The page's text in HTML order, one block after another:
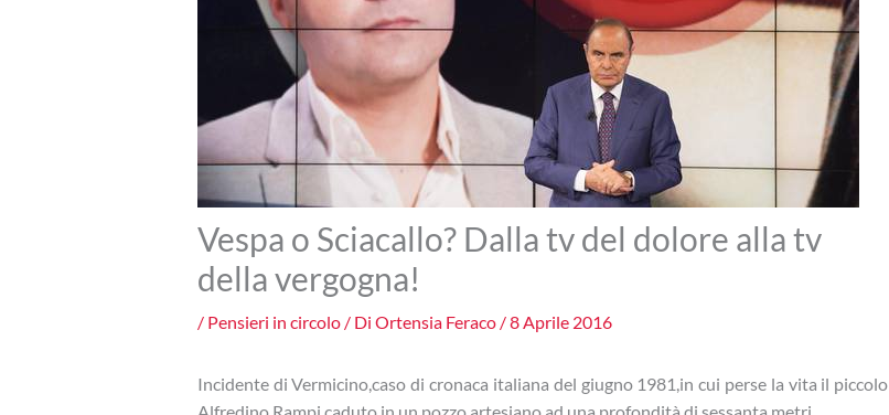
Vespa o Sciacallo? Dalla tv del dolore alla tv
della vergogna!
/ Pensieri in circolo/ Di Ortensia Feraco /8 Aprile 2016
Incidente di Vermicino,caso di cronaca italiana del giugno 1981,in cui perse la vita il piccolo